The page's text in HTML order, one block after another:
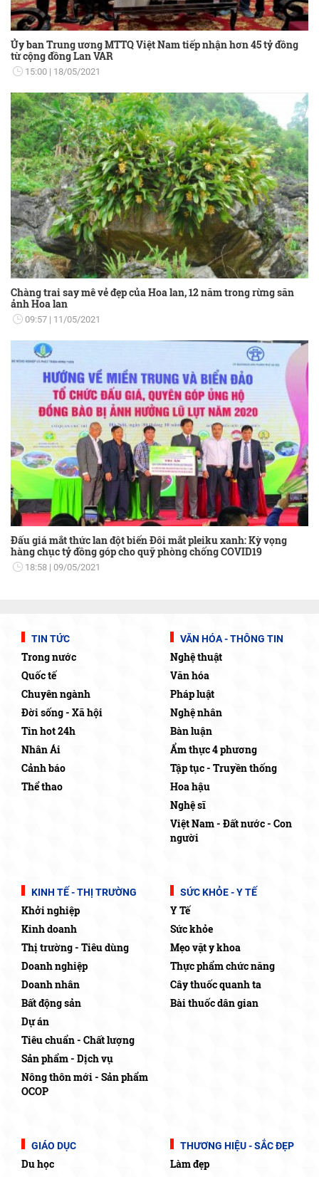
Ủy ban Trung ương MTTQ Việt Nam tiếp nhận hơn 45 tỷ đồng
từ cộng đồng Lan VAR
15:00 18/05/2021
Chàng trai say mê vẻ đẹp của Hoa lan, 12 năm trong rừng săn
ảnh Hoa lan
09:57 11/05/2021
Đấu giá mắt thức lan đột biến Đôi mắt pleiku xanh: Kỳ vọng
hàng chục tỷ đồng góp cho quỹ phòng chống COVID19
18:58 09/05/2021
TIN TỨC
Trong nước
Quốc tế
Chuyên ngành
Đời sống - Xã hội
Tin hot 24h
Nhân Ái
Cảnh báo
Thể thao
VĂN HÓA - THÔNG TIN
Nghệ thuật
Văn hóa
Pháp luật
Nghệ nhân
Bàn luận
Ẩm thực 4 phương
Tập tục - Truyền thống
Hoa hậu
Nghệ sĩ
Việt Nam - Đất nước - Con
người
KINH TẾ - THỊ TRƯỜNG
Khởi nghiệp
Kinh doanh
Thị trường - Tiêu dùng
Doanh nghiệp
Doanh nhân
Bất động sản
Dự án
Tiêu chuẩn - Chất lượng
Sản phẩm - Dịch vụ
Nông thôn mới - Sản phẩm
OCOP
SỨC KHỎE - Y TẾ
Y Tế
Sức khỏe
Mẹo vặt y khoa
Thực phẩm chức năng
Cây thuốc quanh ta
Bài thuốc dân gian
GIÁO DỤC
Du học
THƯƠNG HIỆU - SẮC ĐẸP
Làm đẹp